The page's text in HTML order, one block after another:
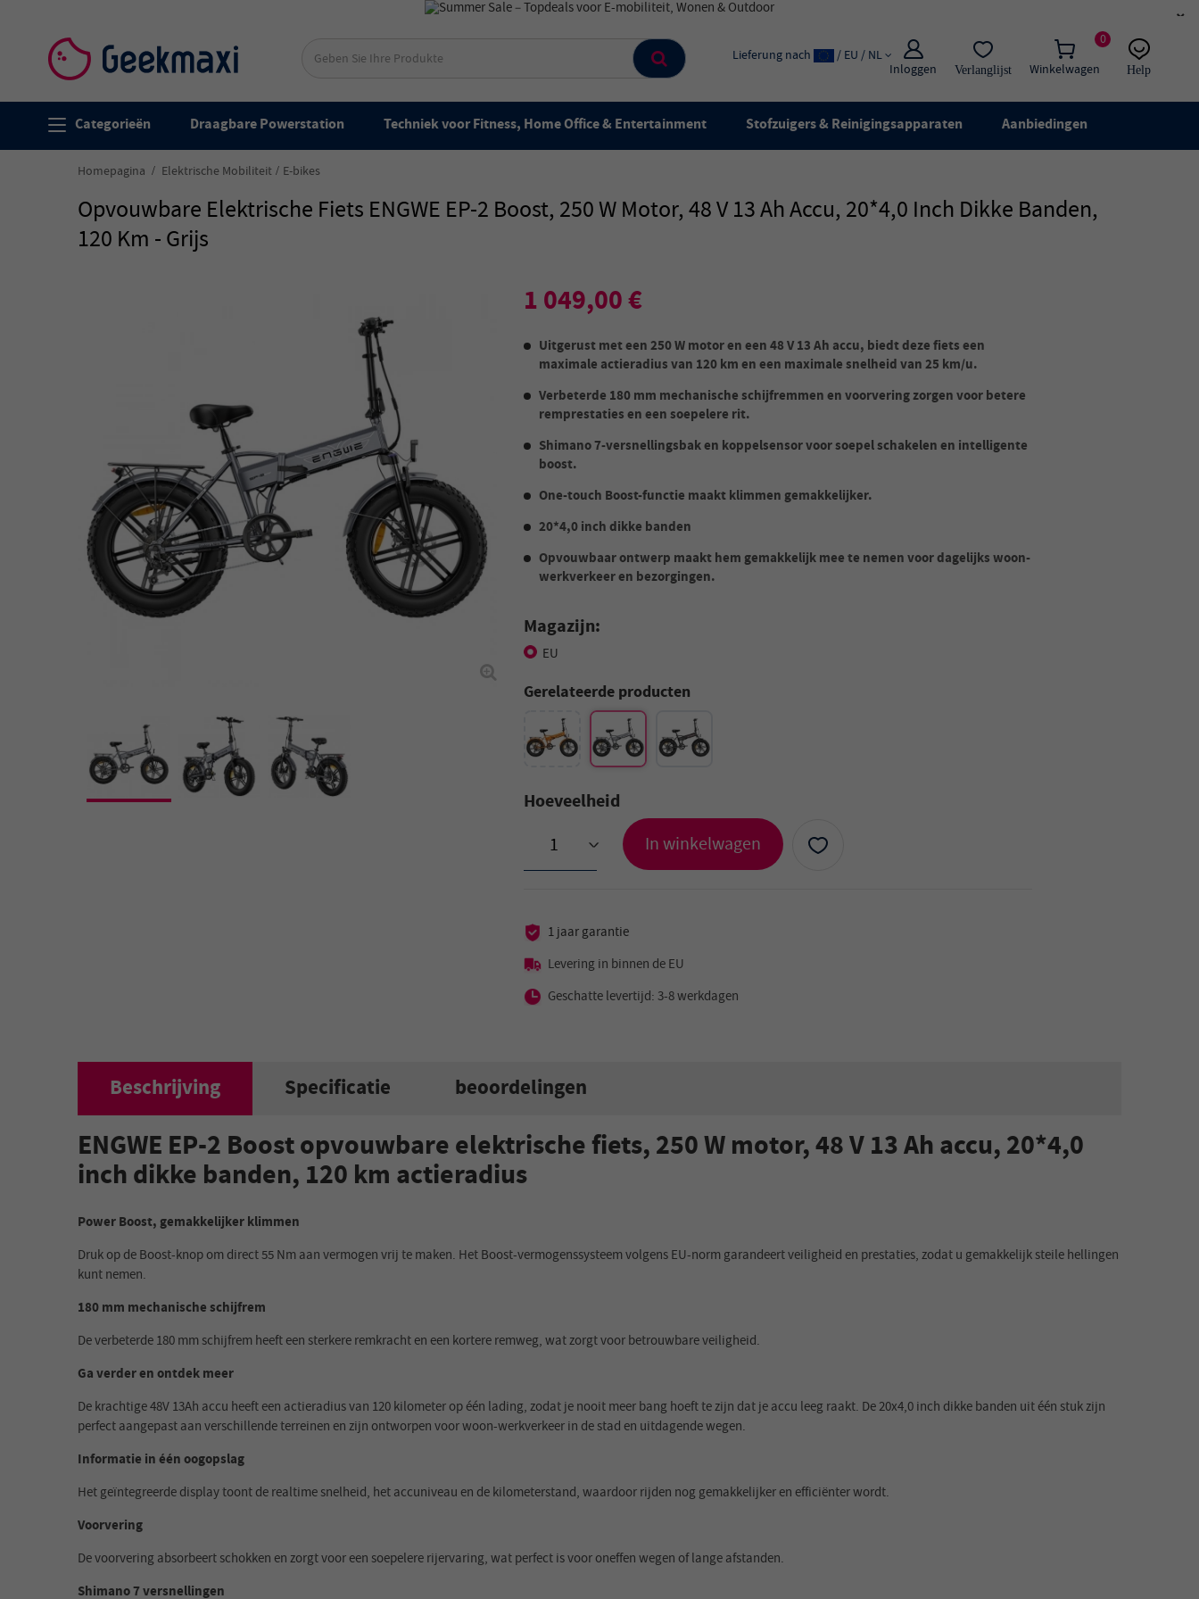
×
0
Winkelwagen
Inloggen Verlanglijst
Lieferung nach / EU / NL
Help
Live chat
Categorieën Draagbare Powerstation Techniek voor Fitness, Home Office & Entertainment Stofzuigers & Reinigingsapparaten Aanbiedingen
Homepagina Elektrische Mobiliteit E-bikes
Opvouwbare Elektrische Fiets ENGWE EP-2 Boost, 250 W Motor, 48 V 13 Ah Accu, 20*4,0 Inch Dikke Banden,
120 Km - Grijs
1 049,00 €
Uitgerust met een 250 W motor en een 48 V 13 Ah accu, biedt deze fiets een
maximale actieradius van 120 km en een maximale snelheid van 25 km/u.
Verbeterde 180 mm mechanische schijfremmen en voorvering zorgen voor betere
remprestaties en een soepelere rit.
Shimano 7-versnellingsbak en koppelsensor voor soepel schakelen en intelligente
boost.
One-touch Boost-functie maakt klimmen gemakkelijker.
20*4,0 inch dikke banden
Opvouwbaar ontwerp maakt hem gemakkelijk mee te nemen voor dagelijks woon-
werkverkeer en bezorgingen.
Magazijn:
EU
Gerelateerde producten
Hoeveelheid
> In winkelwagen
1 jaar garantie
Levering in binnen de EU
Geschatte levertijd: 3-8 werkdagen
Beschrijving Specificatie beoordelingen
ENGWE EP-2 Boost opvouwbare elektrische fiets, 250 W motor, 48 V 13 Ah accu, 20*4,0
inch dikke banden, 120 km actieradius
Power Boost, gemakkelijker klimmen
Druk op de Boost-knop om direct 55 Nm aan vermogen vrij te maken. Het Boost-vermogenssysteem volgens EU-norm garandeert veiligheid en prestaties, zodat u gemakkelijk steile hellingen
kunt nemen.
180 mm mechanische schijfrem
De verbeterde 180 mm schijfrem heeft een sterkere remkracht en een kortere remweg, wat zorgt voor betrouwbare veiligheid.
Ga verder en ontdek meer
De krachtige 48V 13Ah accu heeft een actieradius van 120 kilometer op één lading, zodat je nooit meer bang hoeft te zijn dat je accu leeg raakt. De 20x4,0 inch dikke banden uit één stuk zijn
perfect aangepast aan verschillende terreinen en zijn ontworpen voor woon-werkverkeer in de stad en uitdagende wegen.
Informatie in één oogopslag
Het geïntegreerde display toont de realtime snelheid, het accuniveau en de kilometerstand, waardoor rijden nog gemakkelijker en efficiënter wordt.
Voorvering
De voorvering absorbeert schokken en zorgt voor een soepelere rijervaring, wat perfect is voor oneffen wegen of lange afstanden.
Shimano 7 versnellingen